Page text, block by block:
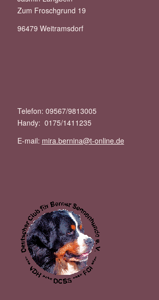
Zum Froschgrund 19
96479 Weitramsdorf
Telefon: 09567/9813005
Handy: 0175/1411235
E-mail: mira.bernina@t-online.de